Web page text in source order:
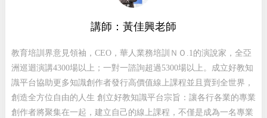
講師：黃佳興老師
教育培訓界意見領袖，CEO，華人業務培訓ＮＯ.1的演說家，全亞
洲巡迴演講4300場以上；一對一諮詢超過5300場以上。成立好教知
識平台協助更多知識創作者發行高價值線上課程並且賣到全世界，
創造全方位自由的人生 創立好教知識平台宗旨：讓各行各業的專業
創作者將聚集在一起，建立自己的線上課程，不僅是成為一名專業